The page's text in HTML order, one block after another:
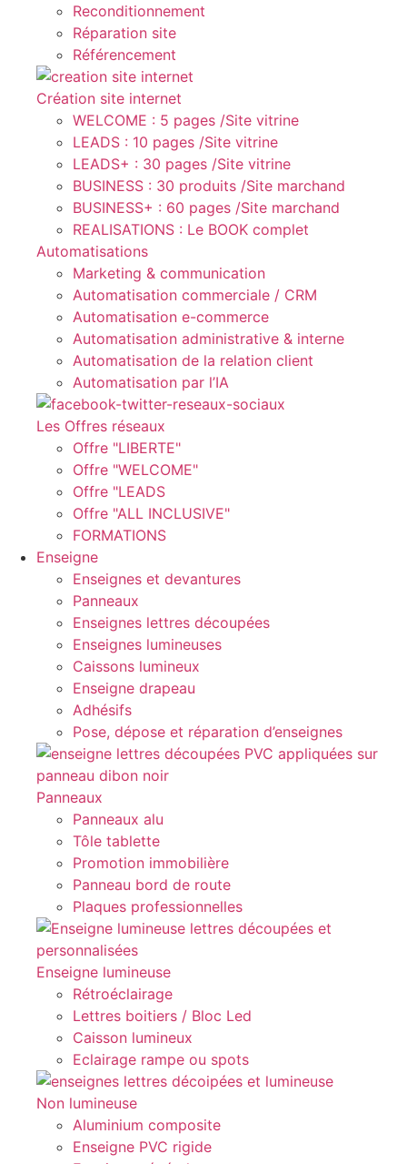
Reconditionnement
Réparation site
Référencement
Création site internet
WELCOME : 5 pages /Site vitrine
LEADS : 10 pages /Site vitrine
LEADS+ : 30 pages /Site vitrine
BUSINESS : 30 produits /Site marchand
BUSINESS+ : 60 pages /Site marchand
REALISATIONS : Le BOOK complet
Automatisations
Marketing & communication
Automatisation commerciale / CRM
Automatisation e-commerce
Automatisation administrative & interne
Automatisation de la relation client
Automatisation par l’IA
Les Offres réseaux
Offre "LIBERTE"
Offre "WELCOME"
Offre "LEADS
Offre "ALL INCLUSIVE"
FORMATIONS
Enseigne
Enseignes et devantures
Panneaux
Enseignes lettres découpées
Enseignes lumineuses
Caissons lumineux
Enseigne drapeau
Adhésifs
Pose, dépose et réparation d’enseignes
Panneaux
Panneaux alu
Tôle tablette
Promotion immobilière
Panneau bord de route
Plaques professionnelles
Enseigne lumineuse
Rétroéclairage
Lettres boitiers / Bloc Led
Caisson lumineux
Eclairage rampe ou spots
Non lumineuse
Aluminium composite
Enseigne PVC rigide